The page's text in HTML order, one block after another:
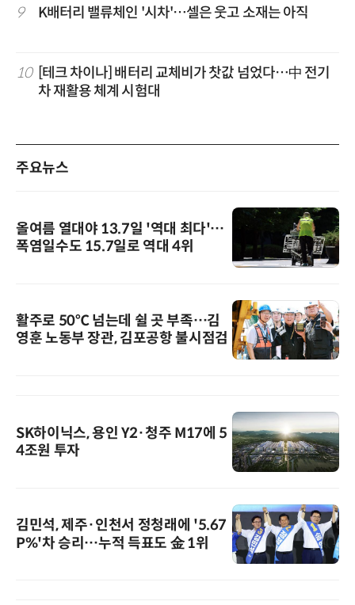
9 K배터리 밸류체인 '시차'…셀은 웃고 소재는 아직
10
[테크 차이나] 배터리 교체비가 찻값 넘었다…中 전기
차 재활용 체계 시험대
주요뉴스
올여름 열대야 13.7일 '역대 최다'…
폭염일수도 15.7일로 역대 4위
활주로 50℃ 넘는데 쉴 곳 부족…김
영훈 노동부 장관, 김포공항 불시점검
SK하이닉스, 용인 Y2·청주 M17에 5
4조원 투자
김민석, 제주·인천서 정청래에 '5.67
P%'차 승리…누적 득표도 金 1위